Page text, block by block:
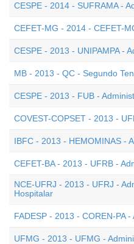
CESPE - 2014 - SUFRAMA -
CEFET-MG - 2014 - CEFET-
CESPE - 2013 - UNIPAMPA -
MB - 2013 - QC - Segundo
CESPE - 2013 - FUB -
COVEST-COPSET - 2013 -
IBFC - 2013 - HEMOMINAS -
CEFET-BA - 2013 - UFRB -
NCE-UFRJ - 2013 - UFRJ -
Hospitalar
FADESP - 2013 - COREN-PA
UFMG - 2013 - UFMG -